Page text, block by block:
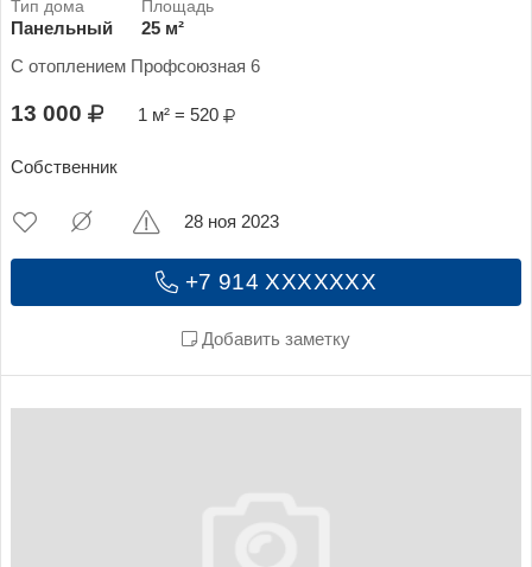
Панельный
25 м²
С отоплением Профсоюзная 6
13 000 1 м² = 520
Собственник
+7 914 XXXXXXX
Добавить заметку
28 ноя 2023